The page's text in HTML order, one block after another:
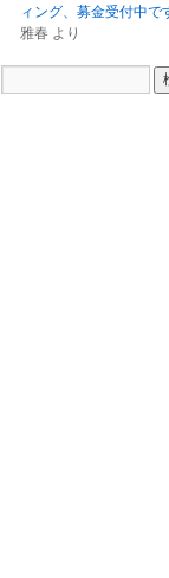
ィング、募金受付中で
雅春 より